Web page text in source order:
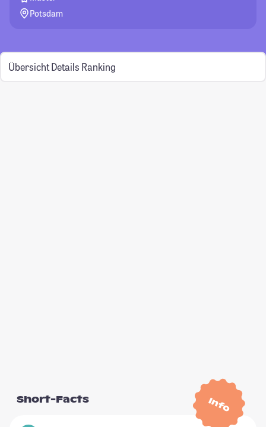
Potsdam
Übersicht Details Ranking
Info
Short-Facts